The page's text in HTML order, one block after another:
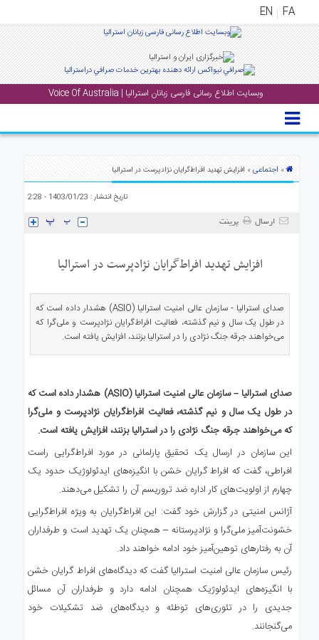
FA
EN
وبسایت اطلاع رسانی فارسی زبانان استرالیا | Voice Of Australia
منوی
اصلی
ارتباط
» اجتماعی» افزایش تهدید افراط‌گرایان نژادپرست در استرالیا
تاریخ انتشار : 1403/01/23 - 2:28
ارسال پرینت
افزایش تهدید افراط‌گرایان نژادپرست در استرالیا
صدای استرالیا - سازمان عالی امنیت استرالیا (ASIO) هشدار داده است که
در طول یک سال و نیم گذشته، فعالیت افراط‌گرایان نژادپرست و ملی‌گرا که
می‌خواهند جرقه جنگ نژادی را در استرالیا بزنند، افزایش یافته است.
صدای استرالیا – سازمان عالی امنیت استرالیا (ASIO) هشدار داده است که
در طول یک سال و نیم گذشته، فعالیت افراط‌گرایان نژادپرست و ملی‌گرا
که می‌خواهند جرقه جنگ نژادی را در استرالیا بزنند، افزایش یافته است.
این سازمان در ارسال یک تحقیق پارلمانی در مورد افراط‌گرایی راست
افراطی، گفت که افراط گرایان خشن با انگیزه‌های ایدئولوژیک حدود یک
چهارم از اولویت‌های کار اداره ضد تروریسم آن را تشکیل می‌دهند.
آژانس امنیتی در گزارش خود گفت: این افراط‌گرایان به ویژه افراط‌گرایی
خشونت‌آمیز ملی‌گرا و نژادپرستانه – همچنان یک تهدید است و طرفداران
آن به رفتارهای توهین‌آمیز خود ادامه خواهند داد.
رئیس سازمان عالی امنیت استرالیا گفت که دیدگاه‌های افراط گرایان خشن
با انگیزه‌های ایدئولوژیک همچنان ادامه دارد و طرفداران آن مسائل
جدیدی را در تئوری‌های توطئه و دیدگاه‌های ضد تشکیلات خود
می‌گنجانند.